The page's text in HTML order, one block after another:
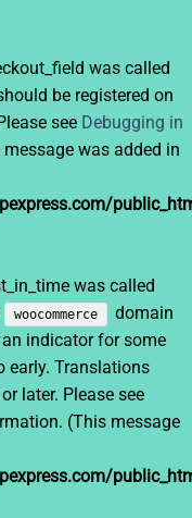
was called
be registered on
see Debugging in
was added in
was called
woocommerce
domain
indicator for some
early. Translations
later. Please see
(This message